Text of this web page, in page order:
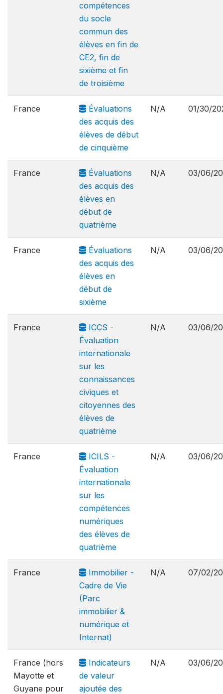
compétences
du socle
commun des
élèves en fin de
CE2, fin de
sixième et fin
de troisième
France
Évaluations
des acquis des
élèves de début
de cinquième
N/A 01/30/
France
Évaluations
des acquis des
élèves en
début de
quatrième
N/A 03/06/
France
Évaluations
des acquis des
élèves en
début de
sixième
N/A 03/06/
France
ICCS -
Évaluation
internationale
sur les
connaissances
civiques et
citoyennes des
élèves de
quatrième
N/A 03/06/
France
ICILS -
Évaluation
internationale
sur les
compétences
numériques
des élèves de
quatrième
N/A 03/06/
France
Immobilier -
Cadre de Vie
(Parc
immobilier &
numérique et
Internat)
N/A 07/02/
France (hors
Mayotte et
Guyane pour
Indicateurs
de valeur
ajoutée des
N/A 03/06/